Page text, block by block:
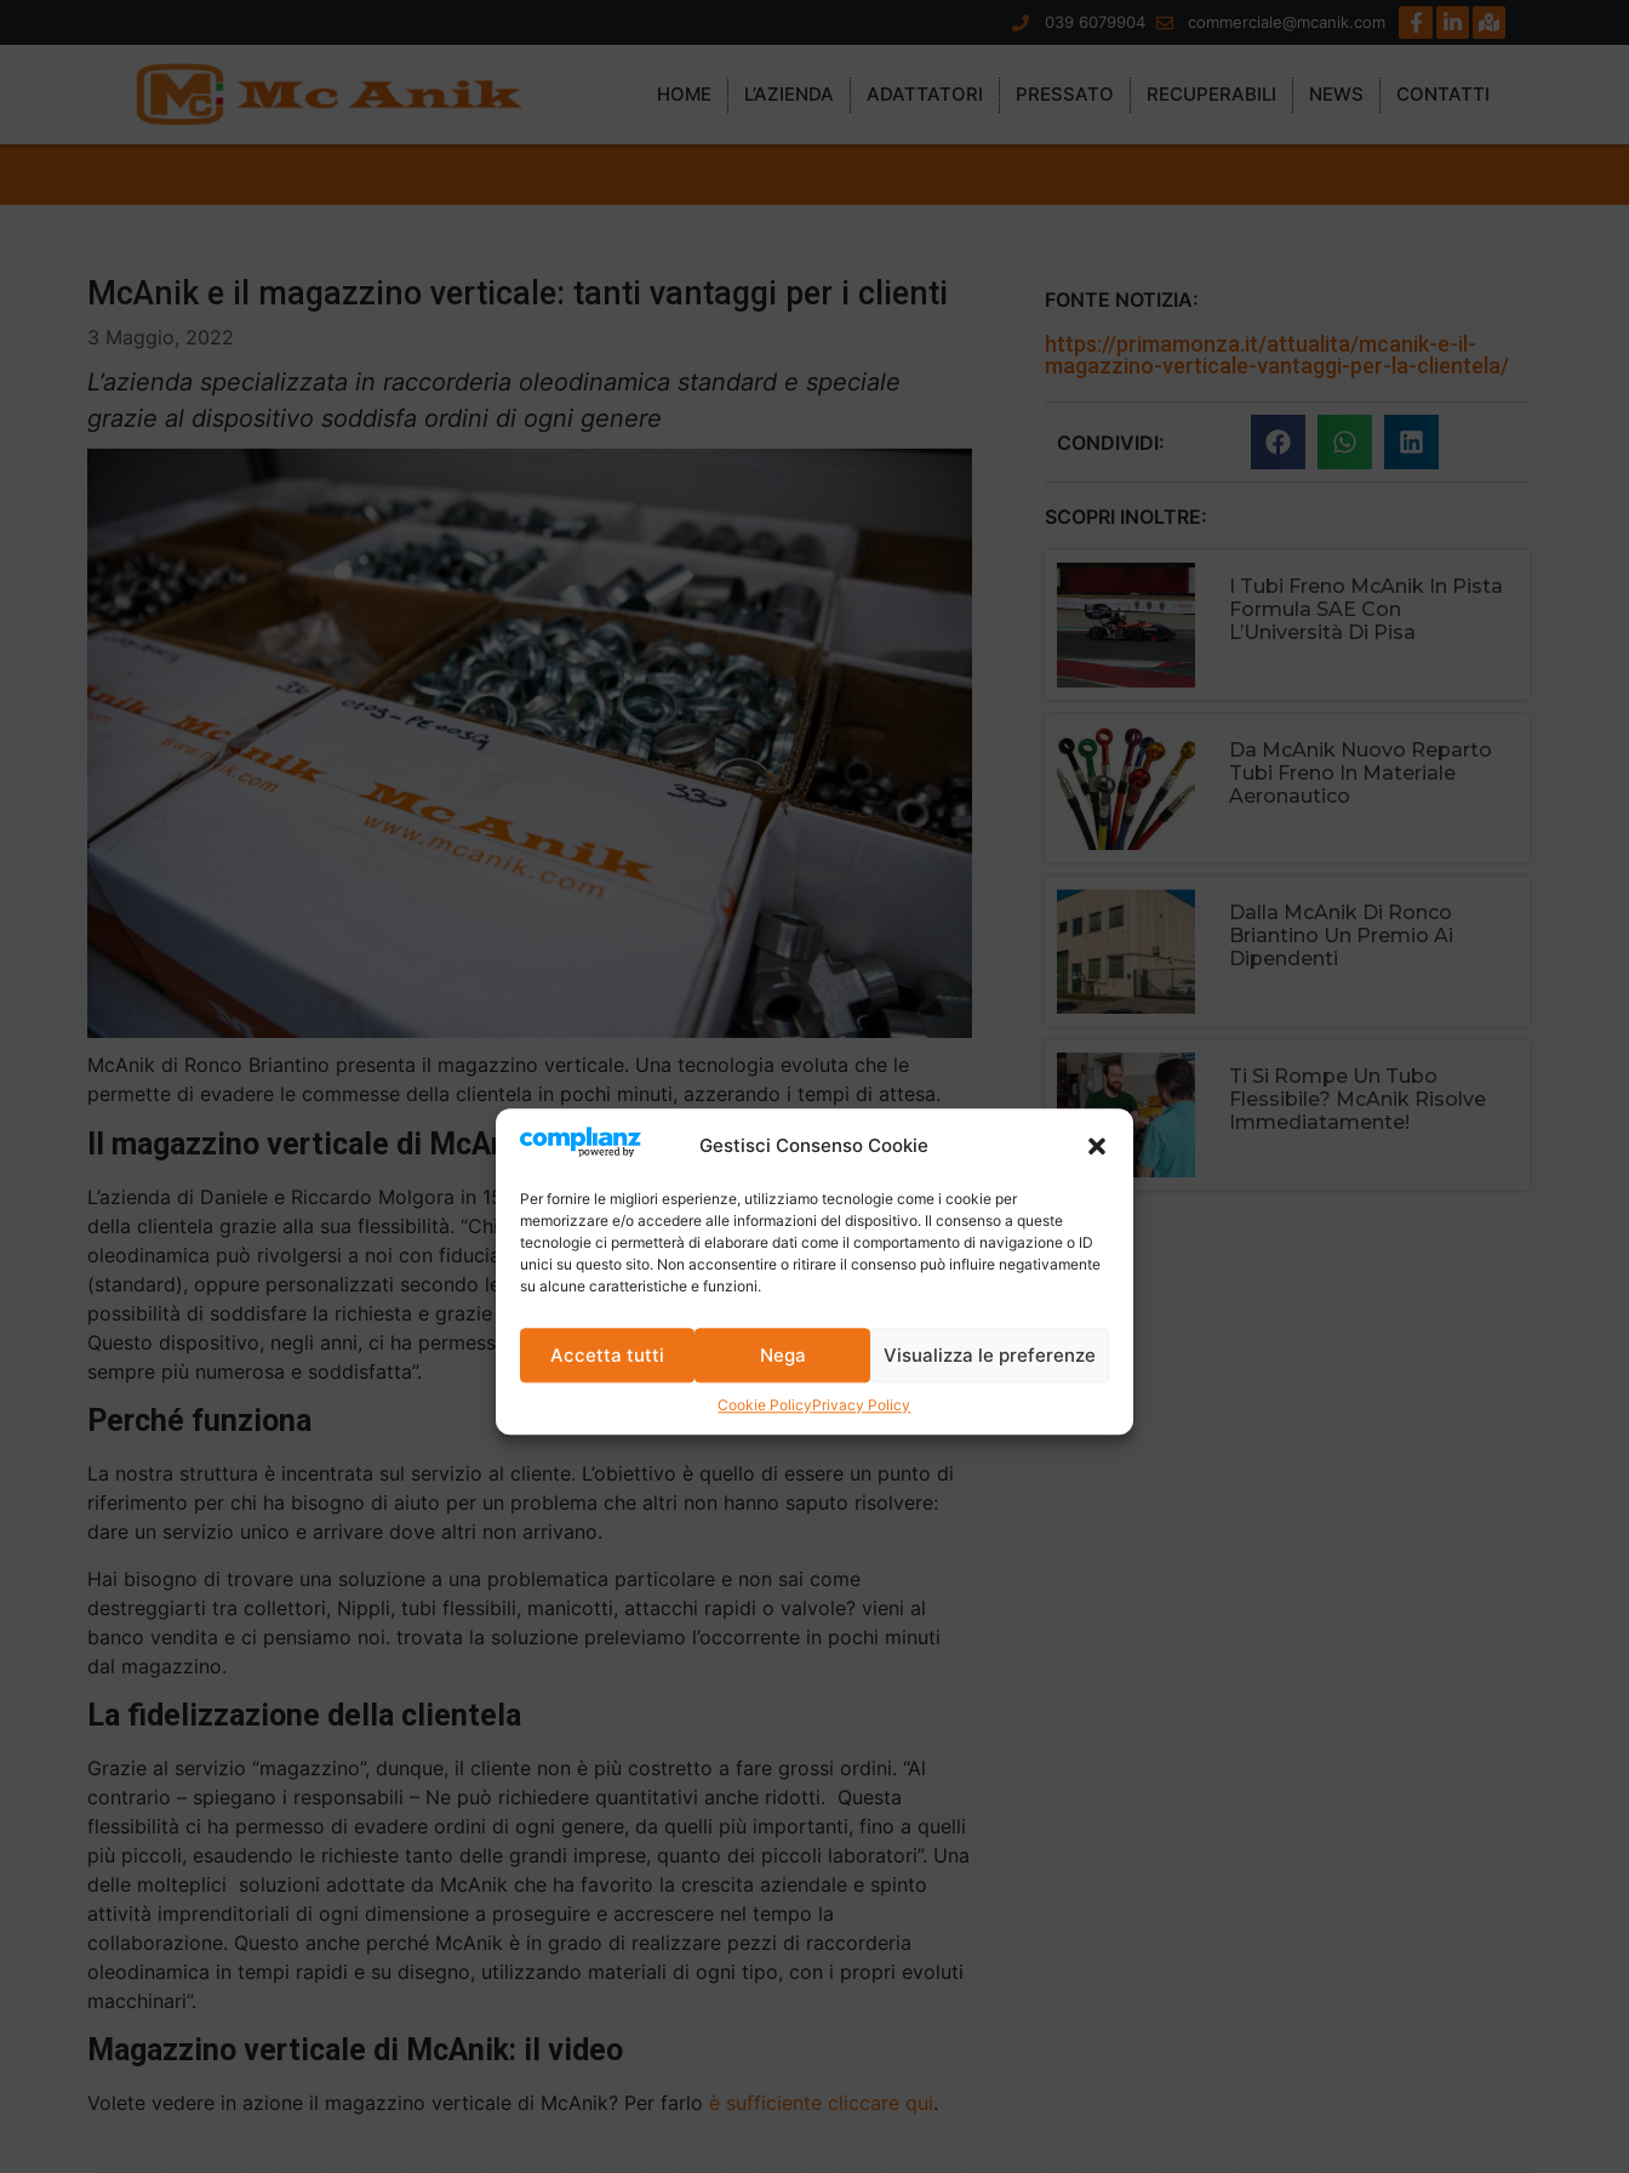
Gestisci Consenso Cookie
Per fornire le migliori esperienze, utilizziamo tecnologie come i cookie per
memorizzare e/o accedere alle informazioni del dispositivo. Il consenso a queste
tecnologie ci permetterà di elaborare dati come il comportamento di navigazione o ID
unici su questo sito. Non acconsentire o ritirare il consenso può influire negativamente
su alcune caratteristiche e funzioni.
Accetta tutti Nega Visualizza le preferenze
Cookie PolicyPrivacy Policy
039 6079904 commerciale@mcanik.com
HOME L’AZIENDA ADATTATORI PRESSATO RECUPERABILI NEWS CONTATTI
McAnik e il magazzino verticale: tanti vantaggi per i clienti
3 Maggio, 2022
L’azienda specializzata in raccorderia oleodinamica standard e speciale
grazie al dispositivo soddisfa ordini di ogni genere
McAnik di Ronco Briantino presenta il magazzino verticale. Una tecnologia evoluta che le
permette di evadere le commesse della clientela in pochi minuti, azzerando i tempi di attesa.
Il magazzino verticale di McAnik: scommessa vinta
L’azienda di Daniele e Riccardo Molgora in 15 anni di attività ha saputo conquistare la fiducia
della clientela grazie alla sua flessibilità. “Chi ha l’esigenza di acquistare raccorderia
oleodinamica può rivolgersi a noi con fiducia – spiegano i titolari –. Che si tratti di pezzi pronti
(standard), oppure personalizzati secondo le proprie esigenze (speciali), abbiamo sempre la
possibilità di soddisfare la richiesta e grazie al magazzino verticale averla pronta al bisogno.
Questo dispositivo, negli anni, ci ha permesso di fare la differenza, fidelizzando una clientela
sempre più numerosa e soddisfatta”.
Perché funziona
La nostra struttura è incentrata sul servizio al cliente. L’obiettivo è quello di essere un punto di
riferimento per chi ha bisogno di aiuto per un problema che altri non hanno saputo risolvere:
dare un servizio unico e arrivare dove altri non arrivano.
Hai bisogno di trovare una soluzione a una problematica particolare e non sai come
destreggiarti tra collettori, Nippli, tubi flessibili, manicotti, attacchi rapidi o valvole? vieni al
banco vendita e ci pensiamo noi. trovata la soluzione preleviamo l’occorrente in pochi minuti
dal magazzino.
La fidelizzazione della clientela
Grazie al servizio “magazzino”, dunque, il cliente non è più costretto a fare grossi ordini. “Al
contrario – spiegano i responsabili – Ne può richiedere quantitativi anche ridotti. Questa
flessibilità ci ha permesso di evadere ordini di ogni genere, da quelli più importanti, fino a quelli
più piccoli, esaudendo le richieste tanto delle grandi imprese, quanto dei piccoli laboratori”. Una
delle molteplici soluzioni adottate da McAnik che ha favorito la crescita aziendale e spinto
attività imprenditoriali di ogni dimensione a proseguire e accrescere nel tempo la
collaborazione. Questo anche perché McAnik è in grado di realizzare pezzi di raccorderia
oleodinamica in tempi rapidi e su disegno, utilizzando materiali di ogni tipo, con i propri evoluti
macchinari”.
Magazzino verticale di McAnik: il video
Volete vedere in azione il magazzino verticale di McAnik? Per farlo è sufficiente cliccare qui.
FONTE NOTIZIA:
https://primamonza.it/attualita/mcanik-e-il-
magazzino-verticale-vantaggi-per-la-clientela/
CONDIVIDI:
SCOPRI INOLTRE:
I Tubi Freno McAnik In Pista
Formula SAE Con
L’Università Di Pisa
Da McAnik Nuovo Reparto
Tubi Freno In Materiale
Aeronautico
Dalla McAnik Di Ronco
Briantino Un Premio Ai
Dipendenti
Ti Si Rompe Un Tubo
Flessibile? McAnik Risolve
Immediatamente!